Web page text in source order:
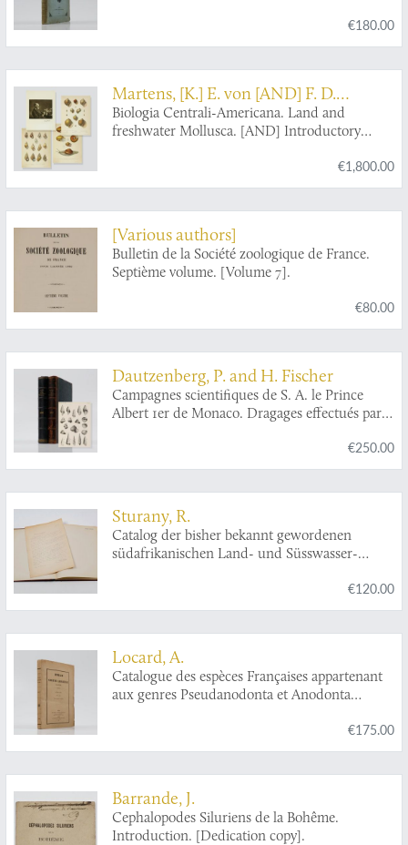
€180.00
Martens, [K.] E. von [AND] F. D.
Godman
Biologia Centrali-Americana. Land and
freshwater Mollusca. [AND] Introductory
€1,800.00
[Various authors]
Bulletin de la Société zoologique de France.
Septième volume. [Volume 7].
€80.00
Dautzenberg, P. and H. Fischer
Campagnes scientifiques de S. A. le Prince
Albert 1er de Monaco. Dragages effectués par
appartenant a la famille des Scalidae et au
€250.00
Sturany, R.
Catalog der bisher bekannt gewordenen
südafrikanischen Land- und Süsswasser-
des von Dr. Penther gesammelten Materiales.
€120.00
Locard, A.
Catalogue des espèces Françaises appartenant
aux genres Pseudanodonta et Anodonta
€175.00
Barrande, J.
Cephalopodes Siluriens de la Bohême.
Introduction. [Dedication copy].